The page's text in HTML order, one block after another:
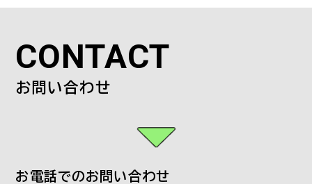
CONTACT
お問い合わせ
お電話でのお問い合わせ